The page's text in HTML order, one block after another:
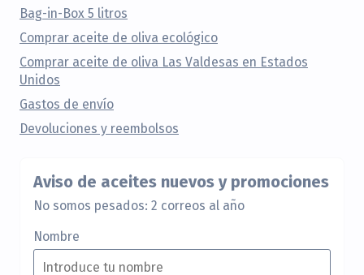
Bag-in-Box 5 litros
Comprar aceite de oliva ecológico
Comprar aceite de oliva Las Valdesas en Estados
Unidos
Gastos de envío
Devoluciones y reembolsos
Aviso de aceites nuevos y promociones
No somos pesados: 2 correos al año
Nombre